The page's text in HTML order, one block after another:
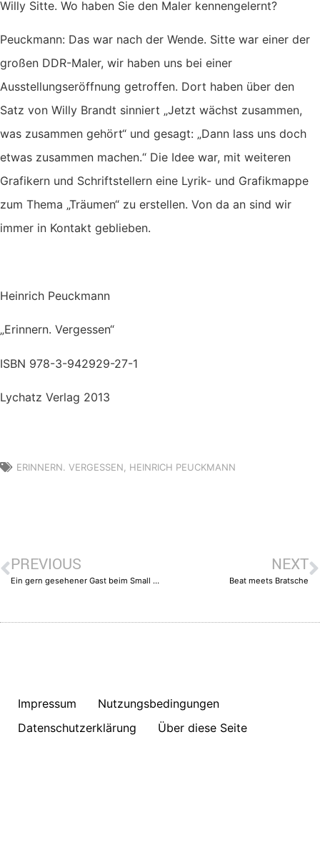
Willy Sitte. Wo haben Sie den Maler kennengelernt?
Peuckmann: Das war nach der Wende. Sitte war einer der
großen DDR-Maler, wir haben uns bei einer
Ausstellungseröffnung getroffen. Dort haben über den
Satz von Willy Brandt sinniert „Jetzt wächst zusammen,
was zusammen gehört“ und gesagt: „Dann lass uns doch
etwas zusammen machen.“ Die Idee war, mit weiteren
Grafikern und Schriftstellern eine Lyrik- und Grafikmappe
zum Thema „Träumen“ zu erstellen. Von da an sind wir
immer in Kontakt geblieben.
Heinrich Peuckmann
„Erinnern. Vergessen“
ISBN 978-3-942929-27-1
Lychatz Verlag 2013
ERINNERN. VERGESSEN HEINRICH PEUCKMANN
PREVIOUS
Ein gern gesehener Gast beim Small Beast
NEXT
Beat meets Bratsche
Impressum
Nutzungsbedingungen
Datenschutzerklärung
Über diese Seite